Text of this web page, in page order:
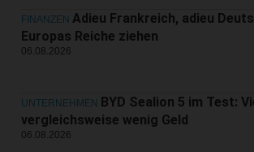
FINANZEN Adieu Frankreich, adieu
Europas Reiche ziehen
06.08.2026
UNTERNEHMEN
BYD Sealion 5 im Test:
vergleichsweise wenig Geld
06.08.2026